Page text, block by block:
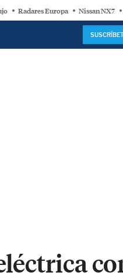
Radares Europa Nissan NX7